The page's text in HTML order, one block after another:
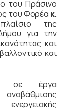
του Πράσινο
του Φορέα κ.
της
για την
και
και
σε έργα